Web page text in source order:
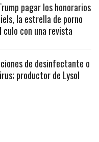
pagar los honorarios
la estrella de porno
culo con una revista
de desinfectante o
productor de Lysol